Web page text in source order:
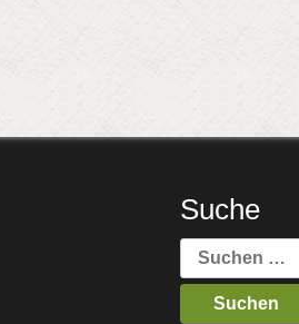
Suche
Suche
nach: